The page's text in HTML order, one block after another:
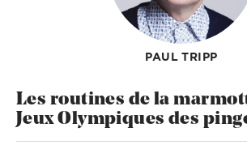
PAUL TRIPP
Les routines de la
Jeux Olympiques des